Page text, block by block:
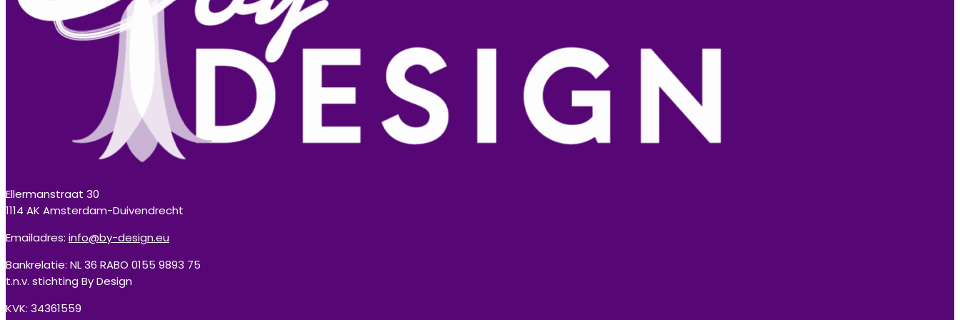
Ellermanstraat 30
1114 AK Amsterdam-Duivendrecht
Emailadres: info@by-design.eu
Bankrelatie: NL 36 RABO 0155 9893 75
t.n.v. stichting By Design
KVK: 34361559